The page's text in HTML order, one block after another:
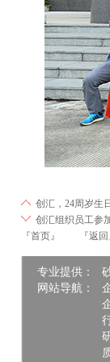
创汇，24周岁生
创汇组织员工参
『首页』
『返
专业提供：
网站导航：